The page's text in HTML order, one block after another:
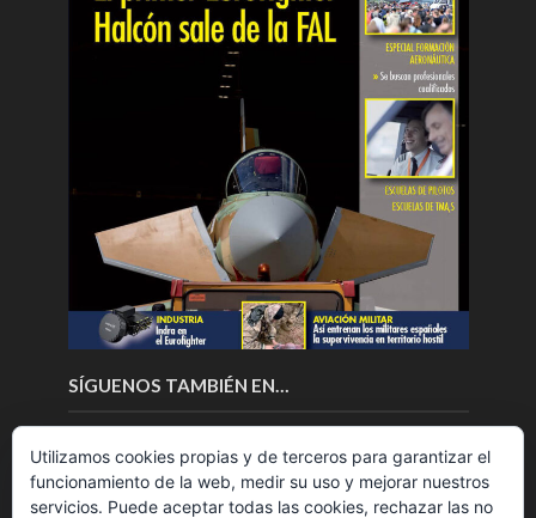
SÍGUENOS TAMBIÉN EN…
Utilizamos cookies propias y de terceros para garantizar el
funcionamiento de la web, medir su uso y mejorar nuestros
servicios. Puede aceptar todas las cookies, rechazar las no